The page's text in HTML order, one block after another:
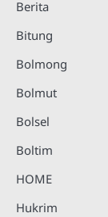
Berita
Bitung
Bolmong
Bolmut
Bolsel
Boltim
HOME
Hukrim